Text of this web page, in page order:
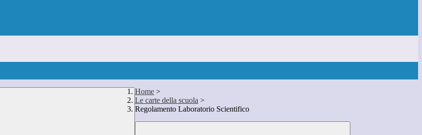
Home >
Le carte della scuola >
Regolamento Laboratorio Scientifico